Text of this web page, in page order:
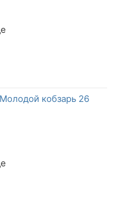
кобзарь 26